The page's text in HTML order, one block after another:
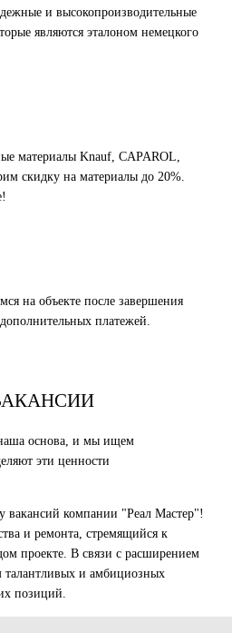
и высокопроизводительные
являются эталоном немецкого
материалы Knauf, CAPAROL,
скидку на материалы до 20%.
на объекте после завершения
платежей.
наша основа, и мы ищем
эти ценности
вакансий компании "Реал Мастер"!
и ремонта, стремящийся к
проекте. В связи с расширением
и амбициозных
позиций.